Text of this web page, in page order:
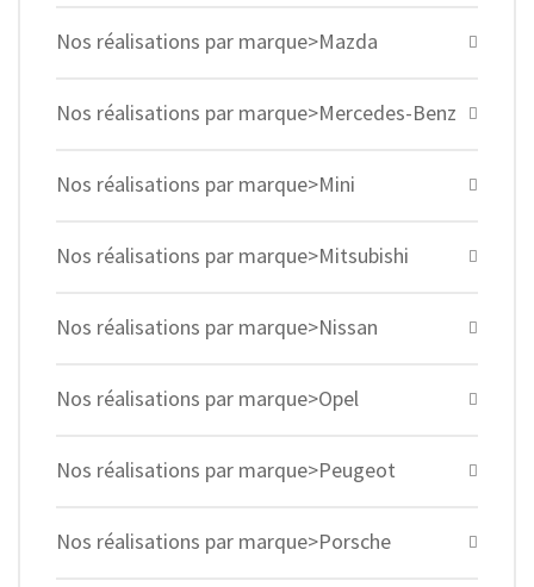
Nos réalisations par marque>Mazda
Nos réalisations par marque>Mercedes-Benz
Nos réalisations par marque>Mini
Nos réalisations par marque>Mitsubishi
Nos réalisations par marque>Nissan
Nos réalisations par marque>Opel
Nos réalisations par marque>Peugeot
Nos réalisations par marque>Porsche